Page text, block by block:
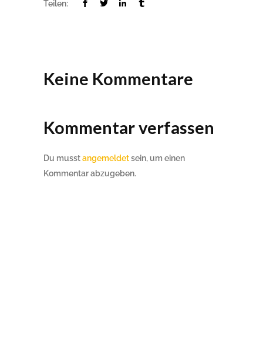
Teilen:
Keine Kommentare
Kommentar verfassen
Du musstangemeldetsein, um einen
Kommentar abzugeben.